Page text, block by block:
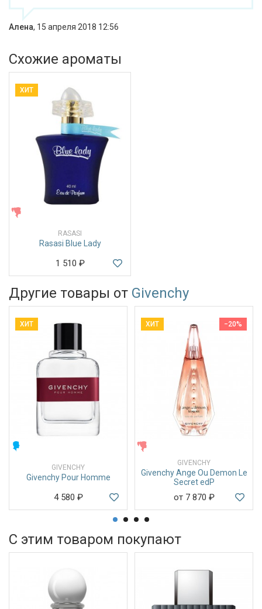
Алена, 15 апреля 2018 12:56
Схожие ароматы
ХИТ
RASASI
Rasasi Blue Lady
1 510 ₽
Другие товары от Givenchy
ХИТ
GIVENCHY
Givenchy Pour Homme
4 580 ₽
−20%
ХИТ
GIVENCHY
Givenchy Ange Ou Demon Le
Secret edP
от 7 870 ₽
С этим товаром покупают